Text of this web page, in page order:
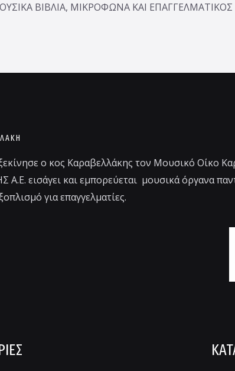
ΒΙΒΛΙΑ, ΜΙΚΡΟΦΩΝΑ ΚΑΙ
ο κος Καραβελλάκης τον Μουσικό Οίκο
εισάγει και εμπορεύεται μουσικά όργανα
για επαγγελματίες.